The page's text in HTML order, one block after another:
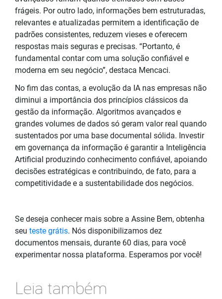
frágeis. Por outro lado, informações bem estruturadas,
relevantes e atualizadas permitem a identificação de
padrões consistentes, reduzem vieses e oferecem
respostas mais seguras e precisas. “Portanto, é
fundamental contar com uma solução confiável e
moderna em seu negócio”, destaca Mencaci.
No fim das contas, a evolução da IA nas empresas não
diminui a importância dos princípios clássicos da
gestão da informação. Algoritmos avançados e
grandes volumes de dados só geram valor real quando
sustentados por uma base documental sólida. Investir
em governança da informação é garantir a Inteligência
Artificial produzindo conhecimento confiável, apoiando
decisões estratégicas e contribuindo, de fato, para a
competitividade e a sustentabilidade dos negócios.
Se deseja conhecer mais sobre a Assine Bem, obtenha
seu teste grátis. Nós disponibilizamos dez
documentos mensais, durante 60 dias, para você
experimentar nossa plataforma. Esperamos por você!
Leia também